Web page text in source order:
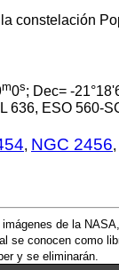
constelación
m0s; Dec= -
636, ESO 560-
, NGC 2456,
de la
se conocen como
y se eliminarán.